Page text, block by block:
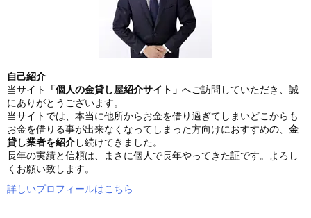
自己紹介
当サイト
「個人の金貸し屋紹介サイト」 へご訪問していただき、誠
にありがとうございます。
当サイトでは、本当に他所からお金を借り過ぎてしまいどこからも
お金を借りる事が出来なくなってしまった方向けにおすすめの、 金
貸し業者を紹介し続けてきました。
長年の実績と信頼は、まさに個人で長年やってきた証です。よろし
くお願い致します。
詳しいプロフィールはこちら